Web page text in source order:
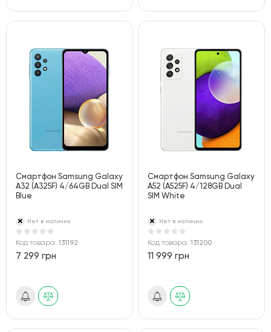
Смартфон Samsung Galaxy
A32 (A325F) 4/64GB Dual SIM
Blue
Нет в наличии
Код товара: 131192
7 299 грн
Смартфон Samsung Galaxy
A52 (A525F) 4/128GB Dual
SIM White
Нет в наличии
Код товара:131200
11 999 грн